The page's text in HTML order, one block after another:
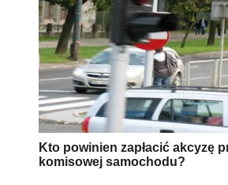
Kto powinien zapłacić akcyzę
komisowej samochodu?